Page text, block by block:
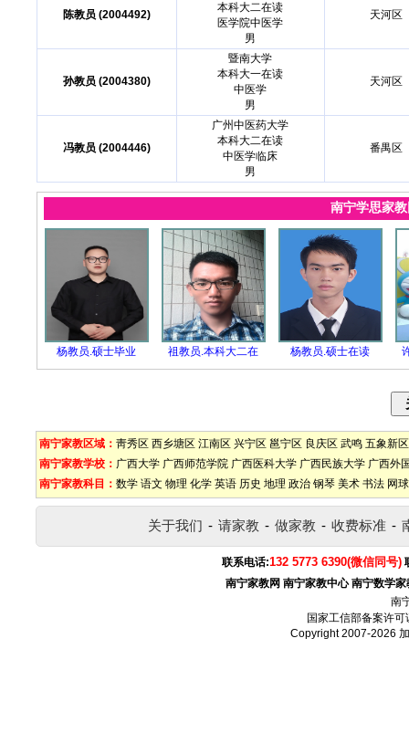
陈教员 (2004492)
本科大二在读
医学院中医学
男
天河区
孙教员 (2004380)
暨南大学
本科大一在读
中医学
男
天河区
冯教员 (2004446)
广州中医药大学
本科大二在读
中医学临床
男
番禺区
南宁学思家
杨教员.硕士毕业 祖教员.本科大二在 杨教员.硕士在读
南宁家教区域： 靑秀区 西乡塘区 江南区 兴宁区 邕宁区 良庆区 武鸣 五象新区
南宁家教学校： 广西大学 广西师范学院 广西医科大学 广西民族大学 广西外
南宁家教科目： 数学 语文 物理 化学 英语 历史 地理 政治 钢琴 美术 书法 网球
关于我们 - 请家教 - 做家教 - 收费标准 -
联系电话:132 5773 6390(微信同号)
南宁家教网 南宁家教中心 南宁数学家
南
国家工信部备案许可
Copyright 2007-2026